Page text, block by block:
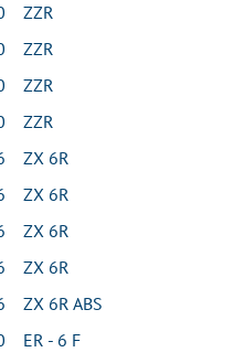
ZZR
ZZR
ZZR
ZZR
ZX 6R
ZX 6R
ZX 6R
ZX 6R
ZX 6R ABS
ER - 6 F